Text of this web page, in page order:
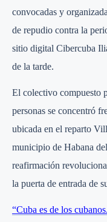
convocadas y
de repudio contra la
sitio digital Cibercuba
de la tarde.
El colectivo compuesto
personas se concentró
ubicada en el reparto
municipio de Habana
reafirmación
la puerta de entrada de
“Cuba es de los